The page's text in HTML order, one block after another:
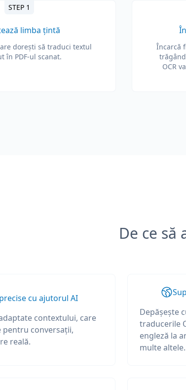
STEP 1
limba țintă
dorești să traduci textul
în PDF-ul scanat.
Încarcă
OCR
De ce să
cu ajutorul AI
contextului, care
pentru conversații,
reală.
Depășește
traducerile
engleză la
multe altele.